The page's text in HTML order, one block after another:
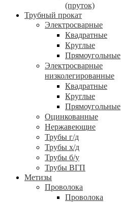
(пруток)
Трубный прокат
Электросварные
Квадратные
Круглые
Прямоугольные
Электросварные
низколегированные
Квадратные
Круглые
Прямоугольные
Оцинкованные
Нержавеющие
Трубы г/д
Трубы х/д
Трубы б/у
Трубы ВГП
Метизы
Проволока
Проволока